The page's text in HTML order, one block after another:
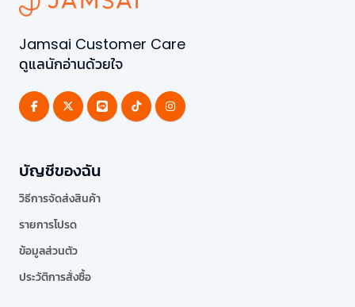
Jamsai Customer Care
ดูแลนักอ่านด้วยใจ
บัญชีของฉัน
วิธีการจัดส่งสินค้า
รายการโปรด
ข้อมูลส่วนตัว
ประวัติการสั่งซื้อ